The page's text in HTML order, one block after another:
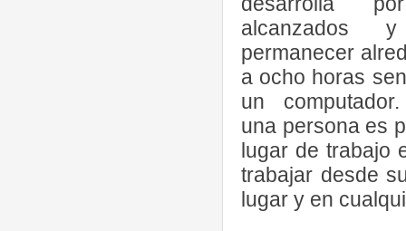
permanecer
a ocho horas
un
una persona es
lugar de trabajo
trabajar desde
lugar y en